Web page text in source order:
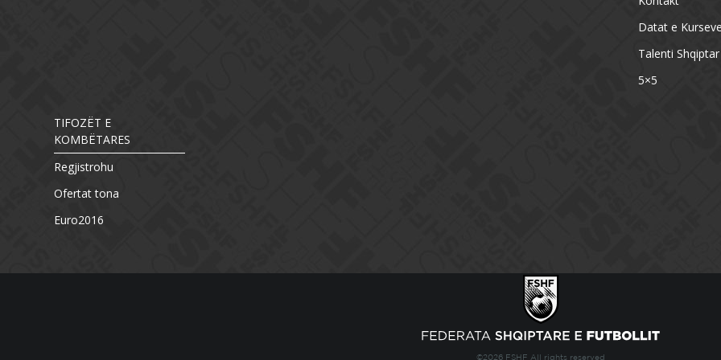
Datat e
Talenti Shqiptar
5×5
TIFOZËT E
KOMBËTARES
Regjistrohu
Ofertat tona
Euro2016
©2026 FSHF All rights reserved